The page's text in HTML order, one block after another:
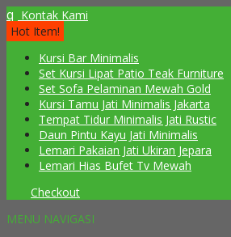
q Kontak Kami
Hot Item!
Kursi Bar Minimalis
Set Kursi Lipat Patio Teak Furniture
Set Sofa Pelaminan Mewah Gold
Kursi Tamu Jati Minimalis Jakarta
Tempat Tidur Minimalis Jati Rustic
Daun Pintu Kayu Jati Minimalis
Lemari Pakaian Jati Ukiran Jepara
Lemari Hias Bufet Tv Mewah
Checkout
MENU NAVIGASI